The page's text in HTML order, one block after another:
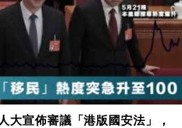
大宣佈審議「港版國安法」，